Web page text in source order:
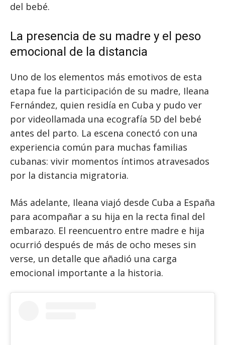
del bebé.
La presencia de su madre y el peso
emocional de la distancia
Uno de los elementos más emotivos de esta
etapa fue la participación de su madre, Ileana
Fernández, quien residía en Cuba y pudo ver
por videollamada una ecografía 5D del bebé
antes del parto. La escena conectó con una
experiencia común para muchas familias
cubanas: vivir momentos íntimos atravesados
por la distancia migratoria.
Más adelante, Ileana viajó desde Cuba a España
para acompañar a su hija en la recta final del
embarazo. El reencuentro entre madre e hija
ocurrió después de más de ocho meses sin
verse, un detalle que añadió una carga
emocional importante a la historia.